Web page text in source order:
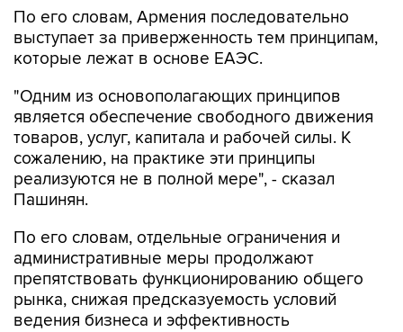
По его словам, Армения последовательно
выступает за приверженность тем принципам,
которые лежат в основе ЕАЭС.
"Одним из основополагающих принципов
является обеспечение свободного движения
товаров, услуг, капитала и рабочей силы. К
сожалению, на практике эти принципы
реализуются не в полной мере", - сказал
Пашинян.
По его словам, отдельные ограничения и
административные меры продолжают
препятствовать функционированию общего
рынка, снижая предсказуемость условий
ведения бизнеса и эффективность